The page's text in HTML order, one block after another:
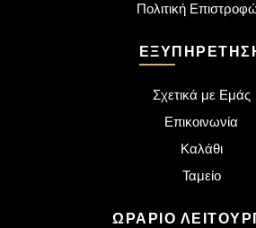
Πολιτική
Σχετικά με Εμάς
Επικοινωνία
Καλάθι
Ταμείο
ΩΡΆΡΙΟ